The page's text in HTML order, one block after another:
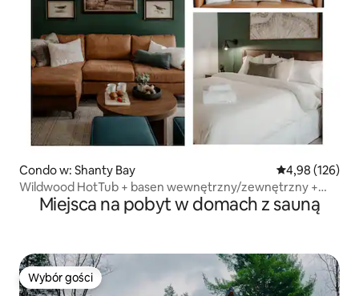
Condo w: Shanty Bay Średnia
4,98 (126)
Wildwood HotTub + basen wewnętrzny/zewnętrzny +
sauna + pokój gier
Miejsca na pobyt w domach z sauną
Wybór gości
Wybór gości